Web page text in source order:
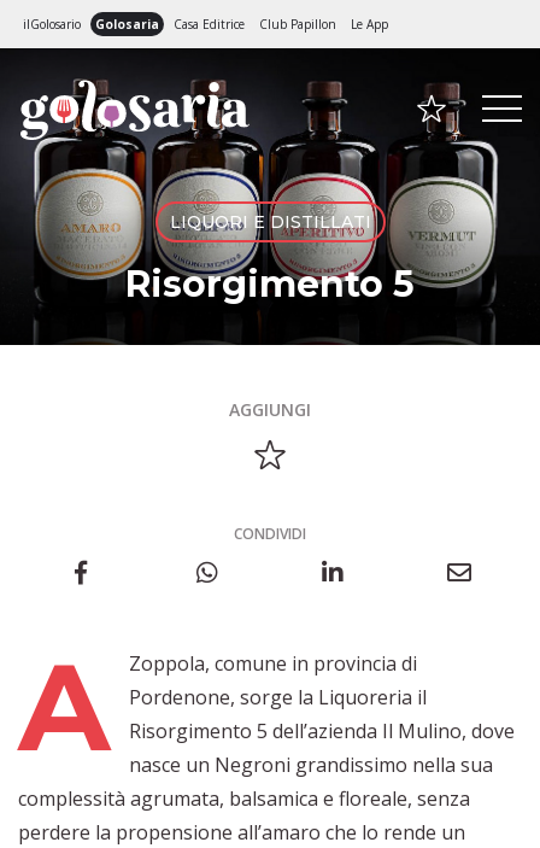
ilGolosario Golosaria Casa Editrice Club Papillon Le App
LIQUORI E DISTILLATI
Risorgimento 5
AGGIUNGI
CONDIVIDI
A
Zoppola, comune in provincia di
Pordenone, sorge la Liquoreria il
Risorgimento 5 dell’azienda Il Mulino, dove
nasce un Negroni grandissimo nella sua
complessità agrumata, balsamica e floreale, senza
perdere la propensione all’amaro che lo rende un